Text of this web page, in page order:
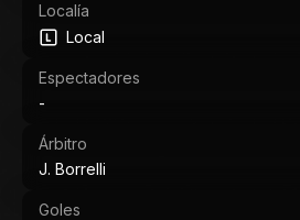
Localía
Local
Espectadores
-
Árbitro
J. Borrelli
Goles